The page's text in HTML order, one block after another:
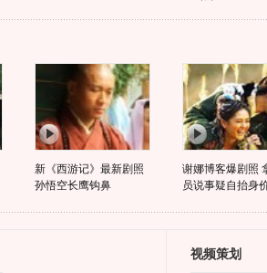
新《西游记》最新剧照
孙悟空长鹰钩鼻
谢娜博客爆剧照
员说事疑自抬身
视频策划